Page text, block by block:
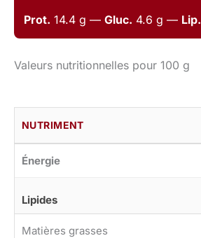
Prot. 14.4 g — Gluc. 4.6 g — Lip.
Valeurs nutritionnelles pour 100 g
NUTRIMENT
Énergie
Lipides
Matières grasses